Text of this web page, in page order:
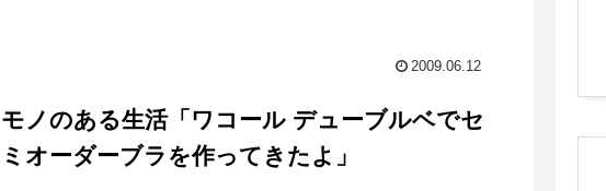
2009.06.12
モノのある生活「ワコール デューブルベでセ
ミオーダーブラを作ってきたよ」